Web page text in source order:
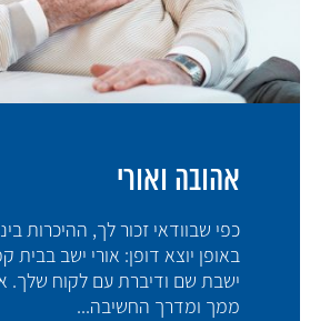
אהובה ואורי
כפי שבוודאי זכור לך, ההיכרות
באופן יוצא דופן: אורי ישב בבית
ישבת שם ודיברת עם לקוח שלך.
ממך ומדרך החשיבה...